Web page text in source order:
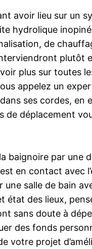
avoir lieu sur un
hydrolique
de
plutôt
plus sur toutes
appelez un
ses cordes, en
déplacement
baignoire par une
en contact avec
salle de bain
état des lieux,
doute à
des fonds
votre projet